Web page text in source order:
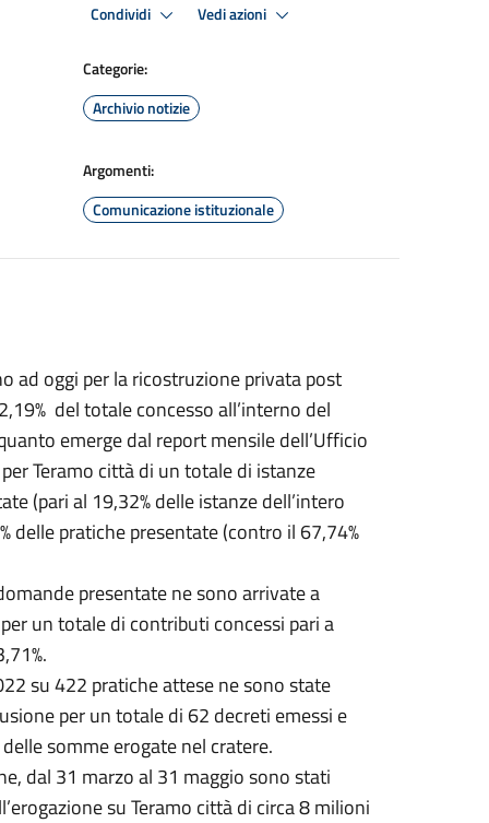
Condividi Vedi azioni
Categorie:
Archivio notizie
Argomenti:
Comunicazione istituzionale
ad oggi per la ricostruzione privata post
del totale concesso all’interno del
emerge dal report mensile dell’Ufficio
Teramo città di un totale di istanze
(pari al 19,32% delle istanze dell’intero
delle pratiche presentate (contro il 67,74%
presentate ne sono arrivate a
un totale di contributi concessi pari a
su 422 pratiche attese ne sono state
per un totale di 62 decreti emessi e
somme erogate nel cratere.
dal 31 marzo al 31 maggio sono stati
su Teramo città di circa 8 milioni